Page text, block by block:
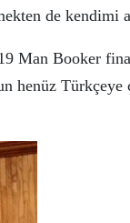
de kendimi
Man Booker
henüz Türkçeye